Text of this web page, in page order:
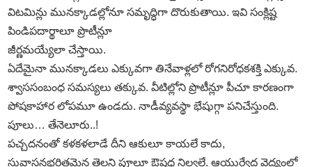
విటమిన్లు మునక్కాడల్లోనూ సమృద్ధిగా దొరుకుతాయి. ఇవి సంక్లిష్ట
పిండిపదార్థాలూ ప్రొటీన్లూ
జీర్ణమయ్యేలా చేస్తాయి.
ఏదేమైనా మునక్కాడలు ఎక్కువగా తినేవాళ్లలో రోగనిరోధకశక్తి ఎక్కువ.
శ్వాససంబంధ సమస్యలు తక్కువ. వీటిల్లోని ప్రొటీన్లూ పీచూ కారణంగా
పోషకాహార లోపమూ ఉండదు. నాడీవ్యవస్థా భేషుగ్గా పనిచేస్తుంది.
పూలు… తేనెలూరు..!
పచ్చదనంతో కళకళలాడే దీని ఆకులూ కాయలే కాదు,
సువాసనభరితమైన తెల్లని పూలూ ఔషధ నిల్వలే. ఆయుర్వేద వైద్యంలో